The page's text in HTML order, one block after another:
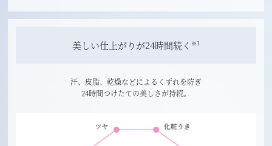
美しい仕上がりが24時間続く ※1
汗、皮脂、乾燥などによるくずれを防ぎ
24時間つけたての美しさが持続。